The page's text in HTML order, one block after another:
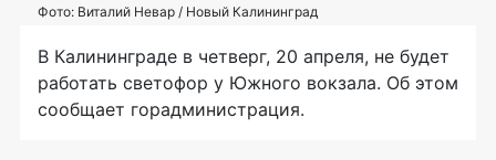
Фото: Виталий Невар / Новый Калининград
В Калининграде в четверг, 20 апреля, не будет
работать светофор у Южного вокзала. Об этом
сообщает горадминистрация.